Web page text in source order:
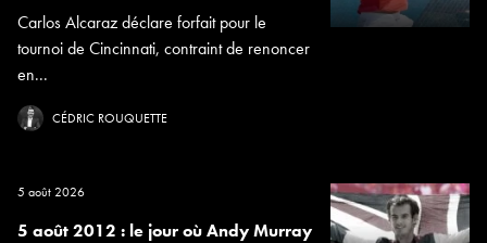
Carlos Alcaraz déclare forfait pour le
tournoi de Cincinnati, contraint de renoncer
en...
CÉDRIC ROUQUETTE
5 août 2026
5 août 2012 : le jour où Andy Murray